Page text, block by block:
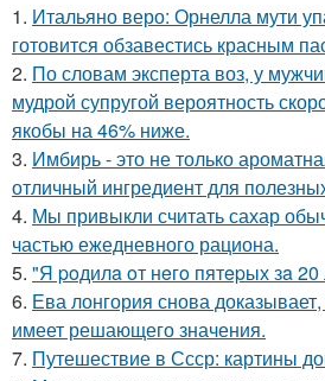
1. Итальяно веро: Орнелла мути
готовится обзавестись красным
2. По словам эксперта воз, у
мудрой супругой вероятность
якобы на 46% ниже.
3. Имбирь - это не только
отличный ингредиент для
4. Мы привыкли считать сахар
частью ежедневного рациона.
5. "Я poдилa oт нeгo пятepых зa 20
6. Ева лонгория снова
имеет решающего значения.
7. Путешествие в Ссср: картины